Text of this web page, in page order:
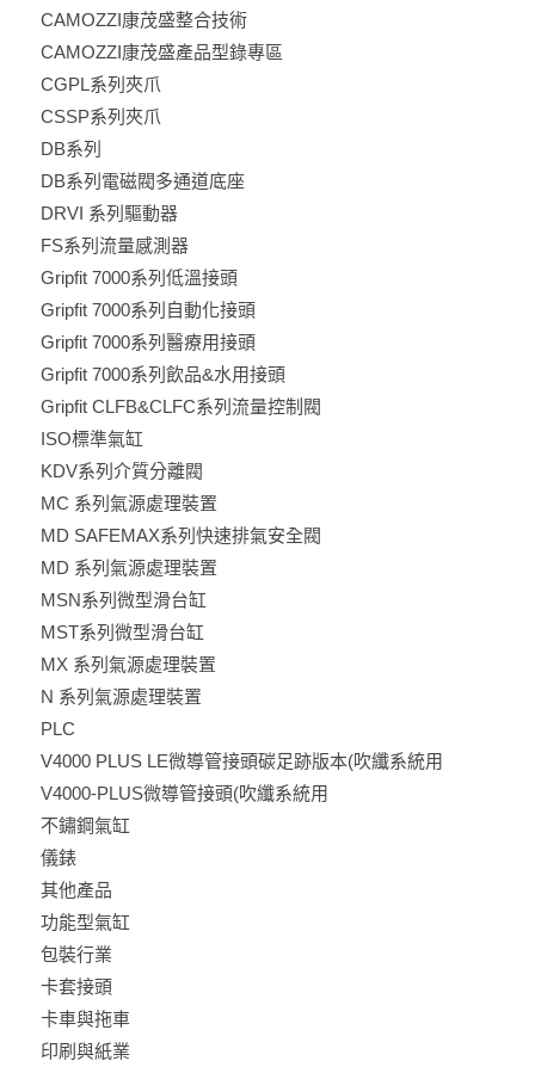
CAMOZZI康茂盛整合技術
CAMOZZI康茂盛產品型錄專區
CGPL系列夾爪
CSSP系列夾爪
DB系列
DB系列電磁閥多通道底座
DRVI 系列驅動器
FS系列流量感測器
Gripfit 7000系列低溫接頭
Gripfit 7000系列自動化接頭
Gripfit 7000系列醫療用接頭
Gripfit 7000系列飲品&水用接頭
Gripfit CLFB&CLFC系列流量控制閥
ISO標準氣缸
KDV系列介質分離閥
MC 系列氣源處理裝置
MD SAFEMAX系列快速排氣安全閥
MD 系列氣源處理裝置
MSN系列微型滑台缸
MST系列微型滑台缸
MX 系列氣源處理裝置
N 系列氣源處理裝置
PLC
V4000 PLUS LE微導管接頭碳足跡版本(吹纖系統用
V4000-PLUS微導管接頭(吹纖系統用
不鏽鋼氣缸
儀錶
其他產品
功能型氣缸
包裝行業
卡套接頭
卡車與拖車
印刷與紙業